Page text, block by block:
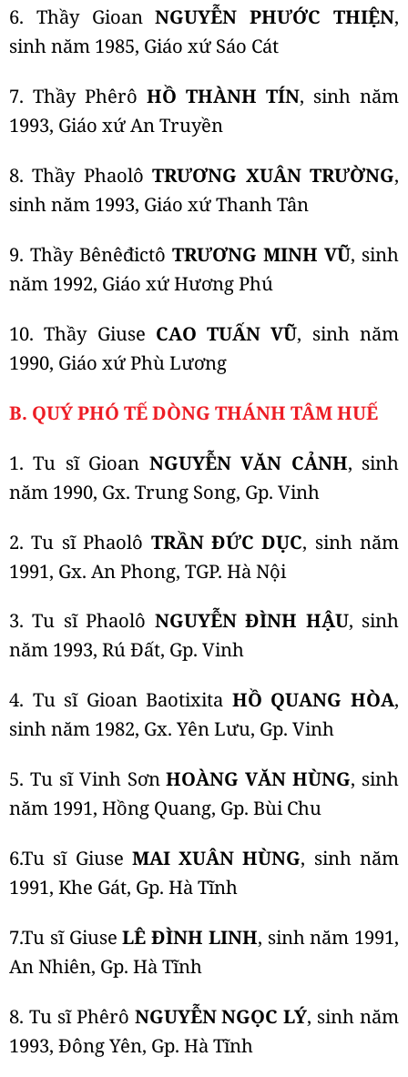
6. Thầy GioanNGUYỄN PHƯỚC THIỆN,
sinh năm 1985, Giáo xứ Sáo Cát
7. Thầy Phêrô HỒ THÀNH TÍN, sinh năm
1993, Giáo xứ An Truyền
8. Thầy PhaolôTRƯƠNG XUÂN TRƯỜNG,
sinh năm 1993, Giáo xứ Thanh Tân
9. Thầy Bênêđictô TRƯƠNG MINH VŨ, sinh
năm 1992, Giáo xứ Hương Phú
10. Thầy Giuse CAO TUẤN VŨ, sinh năm
1990, Giáo xứ Phù Lương
B. QUÝ PHÓ TẾ DÒNG THÁNH TÂM HUẾ
1. Tu sĩ Gioan NGUYỄN VĂN CẢNH, sinh
năm 1990, Gx. Trung Song, Gp. Vinh
2. Tu sĩ Phaolô TRẦN ĐỨC DỤC, sinh năm
1991, Gx. An Phong, TGP. Hà Nội
3. Tu sĩ Phaolô NGUYỄN ĐÌNH HẬU, sinh
năm 1993, Rú Đất, Gp. Vinh
4. Tu sĩ Gioan Baotixita HỒ QUANG HÒA,
sinh năm 1982, Gx. Yên Lưu, Gp. Vinh
5. Tu sĩ Vinh SơnHOÀNG VĂN HÙNG, sinh
năm 1991, Hồng Quang, Gp. Bùi Chu
6.Tu sĩ Giuse MAI XUÂN HÙNG, sinh năm
1991, Khe Gát, Gp. Hà Tĩnh
7.Tu sĩ GiuseLÊ ĐÌNH LINH, sinh năm 1991,
An Nhiên, Gp. Hà Tĩnh
8. Tu sĩ Phêrô NGUYỄN NGỌC LÝ, sinh năm
1993, Đông Yên, Gp. Hà Tĩnh